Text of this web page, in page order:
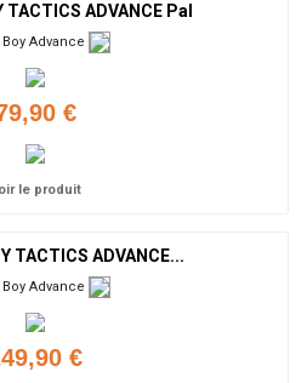
TACTICS ADVANCE Pal
Advance
€
le produit
TACTICS ADVANCE...
Advance
€